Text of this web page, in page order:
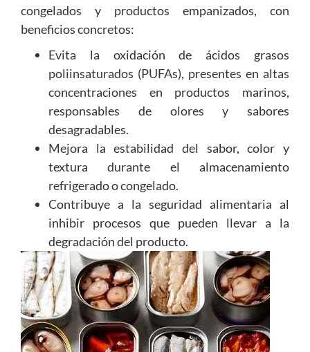
congelados y productos empanizados, con
beneficios concretos:
Evita la oxidación de ácidos grasos
poliinsaturados (PUFAs), presentes en altas
concentraciones en productos marinos,
responsables de olores y sabores
desagradables.
Mejora la estabilidad del sabor, color y
textura durante el almacenamiento
refrigerado o congelado.
Contribuye a la seguridad alimentaria al
inhibir procesos que pueden llevar a la
degradación del producto.